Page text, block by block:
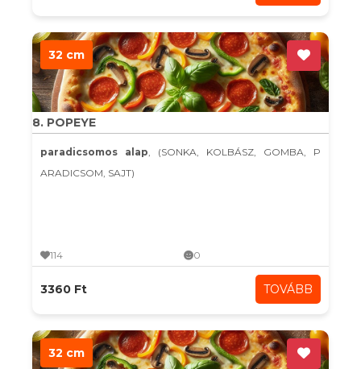
32 cm
8. POPEYE
paradicsomos alap, (SONKA, KOLBÁSZ, GOMBA, P
ARADICSOM, SAJT)
114 0
3360 Ft TOVÁBB
32 cm